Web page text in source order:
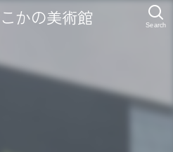
かの美術館 Search